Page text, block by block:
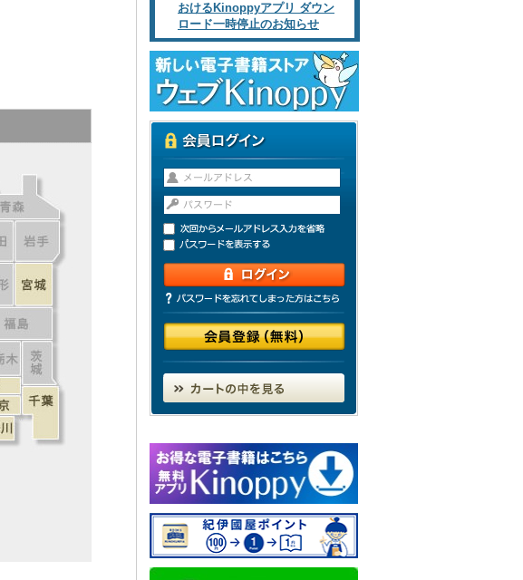
おけるKinoppyアプリ ダウン
ロード一時停止のお知らせ